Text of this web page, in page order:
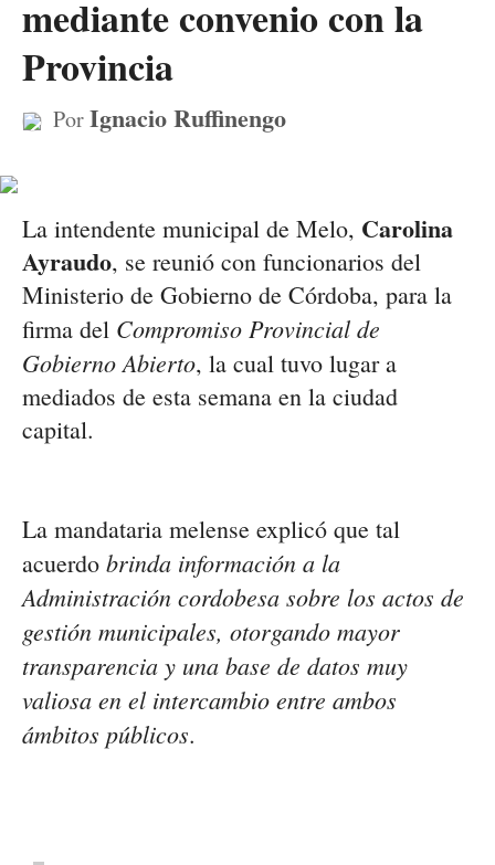
mediante convenio con la
Provincia
PorIgnacio Ruffinengo
La intendente municipal de Melo, Carolina
Ayraudo, se reunió con funcionarios del
Ministerio de Gobierno de Córdoba, para la
firma del Compromiso Provincial de
Gobierno Abierto, la cual tuvo lugar a
mediados de esta semana en la ciudad
capital.
La mandataria melense explicó que tal
acuerdo brinda información a la
Administración cordobesa sobre los actos de
gestión municipales, otorgando mayor
transparencia y una base de datos muy
valiosa en el intercambio entre ambos
ámbitos públicos.